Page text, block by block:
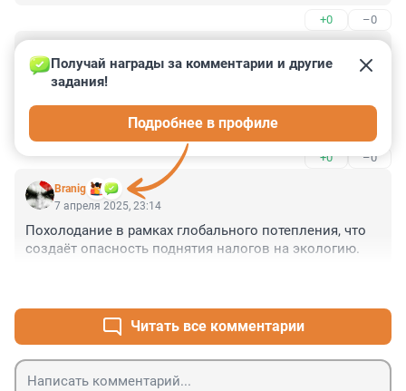
+0 –0
8 апреля 2025, 08:15
странная газетка - одна новость вроде хорошая . зато
потом две плохих . Так и напоминает фирму ОБС-
одна баба сказала ....
+0 –0
Branig
Получай награды за комментарии и другие
задания!
Подробнее в профиле
7 апреля 2025, 23:14
Похолодание в рамках глобального потепления, что
создаёт опасность поднятия налогов на экологию.
Читать все комментарии